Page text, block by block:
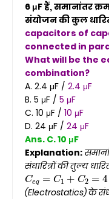
6 μF हैं, समानांतर
संयोजन की कुल
capacitors of
connected in
What will be the
combination?
A. 2.4 μF / 2.4 μF
B. 5 μF / 5 μF
C. 10 μF / 10 μF
D. 24 μF / 24 μF
Ans. C. 10 μF
Explanation:
संधारित्रों की तुल्य
Ceq=C1+C2= 4+6
(Electrostatics) के